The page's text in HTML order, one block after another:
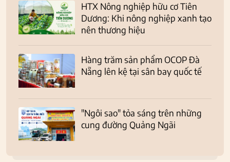
HTX Nông nghiệp hữu cơ Tiên
Dương: Khi nông nghiệp xanh tạo
nên thương hiệu
Hàng trăm sản phẩm OCOP Đà
Nẵng lên kệ tại sân bay quốc tế
"Ngôi sao" tỏa sáng trên những
cung đường Quảng Ngãi